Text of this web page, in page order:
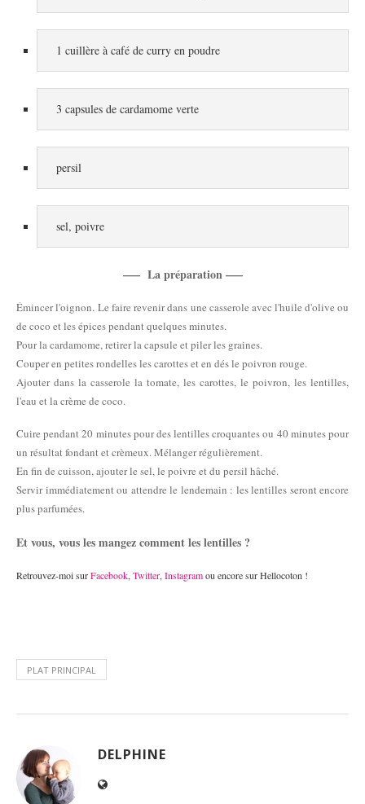
1 cuillère à café de curry en poudre
3 capsules de cardamome verte
persil
sel, poivre
—– La préparation —–
Émincer l'oignon. Le faire revenir dans une casserole avec l'huile d'olive ou
de coco et les épices pendant quelques minutes.
Pour la cardamome, retirer la capsule et piler les graines.
Couper en petites rondelles les carottes et en dés le poivron rouge.
Ajouter dans la casserole la tomate, les carottes, le poivron, les lentilles,
l'eau et la crème de coco.
Cuire pendant 20 minutes pour des lentilles croquantes ou 40 minutes pour
un résultat fondant et crèmeux. Mélanger régulièrement.
En fin de cuisson, ajouter le sel, le poivre et du persil hâché.
Servir immédiatement ou attendre le lendemain : les lentilles seront encore
plus parfumées.
Et vous, vous les mangez comment les lentilles ?
Retrouvez-moi surFacebook, Twitter, Instagramou encore sur Hellocoton !
PLAT PRINCIPAL
DELPHINE